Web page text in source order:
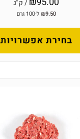
/ ק"ג
₪9.50 ל-100 גרם
בחירת אפשרויות